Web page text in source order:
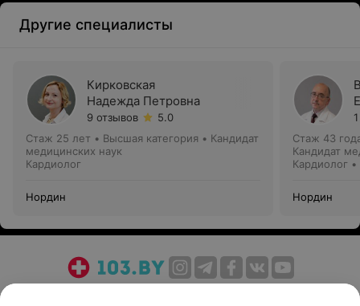
Другие специалисты
Кирковская
Надежда Петровна
9 отзывов
5.0
Стаж 25 лет • Высшая категория • Кандидат
медицинских наук
Кардиолог
Нордин
Стаж 43
Кандидат
Кардиолог
Нордин